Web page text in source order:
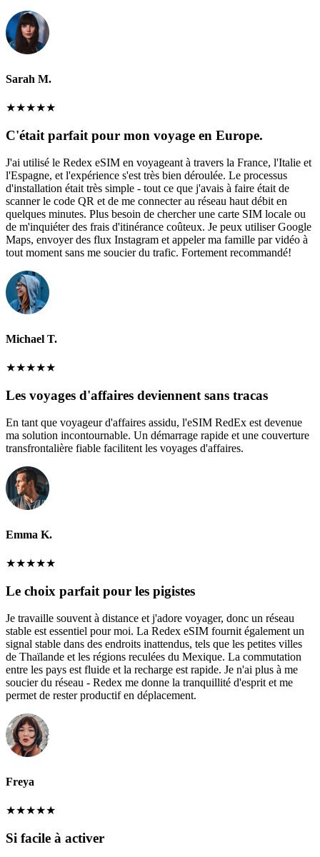
Sarah M.
★★★★★
C'était parfait pour mon voyage en Europe.
J'ai utilisé le Redex eSIM en voyageant à travers la France, l'Italie et
l'Espagne, et l'expérience s'est très bien déroulée. Le processus
d'installation était très simple - tout ce que j'avais à faire était de
scanner le code QR et de me connecter au réseau haut débit en
quelques minutes. Plus besoin de chercher une carte SIM locale ou
de m'inquiéter des frais d'itinérance coûteux. Je peux utiliser Google
Maps, envoyer des flux Instagram et appeler ma famille par vidéo à
tout moment sans me soucier du trafic. Fortement recommandé!
Michael T.
★★★★★
Les voyages d'affaires deviennent sans tracas
En tant que voyageur d'affaires assidu, l'eSIM RedEx est devenue
ma solution incontournable. Un démarrage rapide et une couverture
transfrontalière fiable facilitent les voyages d'affaires.
Emma K.
★★★★★
Le choix parfait pour les pigistes
Je travaille souvent à distance et j'adore voyager, donc un réseau
stable est essentiel pour moi. La Redex eSIM fournit également un
signal stable dans des endroits inattendus, tels que les petites villes
de Thaïlande et les régions reculées du Mexique. La commutation
entre les pays est fluide et la recharge est rapide. Je n'ai plus à me
soucier du réseau - Redex me donne la tranquillité d'esprit et me
permet de rester productif en déplacement.
Freya
★★★★★
Si facile à activer